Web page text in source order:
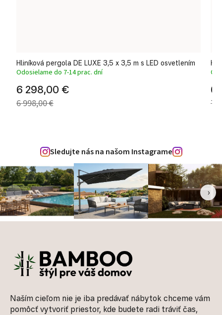
Hliníková pergola DE LUXE 3,5 x 3,5 m s LED osvetlením
Odosielame do 7-14 prac. dní
6 298,00 €
6 998,00 €
6
7
Sledujte nás na našom Instagrame
‹ ›
Naším cieľom nie je iba predávať nábytok chceme vám
pomôcť vytvoriť priestor, kde budete radi tráviť čas,